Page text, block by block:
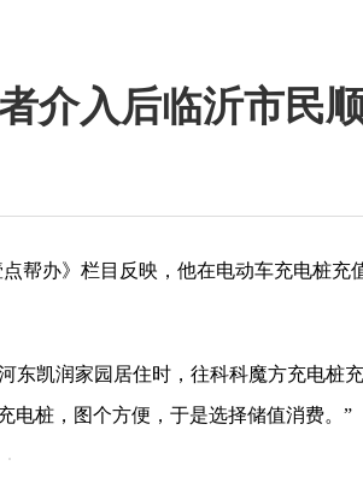
介入后临沂市民
办》栏目反映，他在电动车充电桩充
凯润家园居住时，往科科魔方充电桩
电桩，图个方便，于是选择储值消费。”